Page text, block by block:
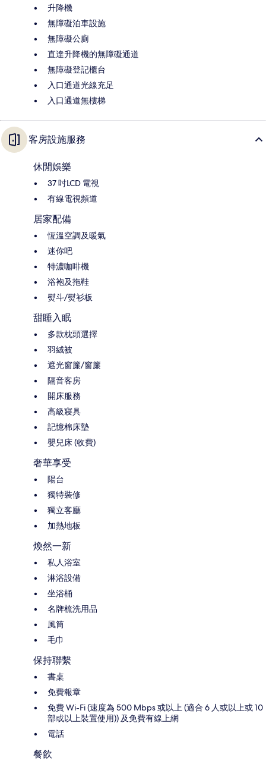
升降機
無障礙泊車設施
無障礙公廁
直達升降機的無障礙通道
無障礙登記櫃台
入口通道光線充足
入口通道無樓梯
客房設施服務
休閒娛樂
37 吋LCD 電視
有線電視頻道
居家配備
恆溫空調及暖氣
迷你吧
特濃咖啡機
浴袍及拖鞋
熨斗/熨衫板
甜睡入眠
多款枕頭選擇
羽絨被
遮光窗簾/窗簾
隔音客房
開床服務
高級寢具
記憶棉床墊
嬰兒床 (收費)
奢華享受
陽台
獨特裝修
獨立客廳
加熱地板
煥然一新
私人浴室
淋浴設備
坐浴桶
名牌梳洗用品
風筒
毛巾
保持聯繫
書桌
免費報章
免費 Wi-Fi (速度為 500 Mbps 或以上 (適合 6 人或以上或 10
部或以上裝置使用)) 及免費有線上網
電話
餐飲